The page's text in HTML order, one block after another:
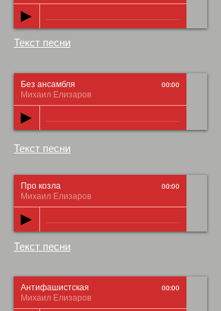
Текст песни
Без ансамбля
Михаил Елизаров
00:00
Текст песни
Про козла
Михаил Елизаров
00:00
Текст песни
Антифашистская
Михаил Елизаров
00:00